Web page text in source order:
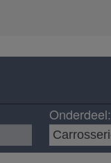
Onderdeel: